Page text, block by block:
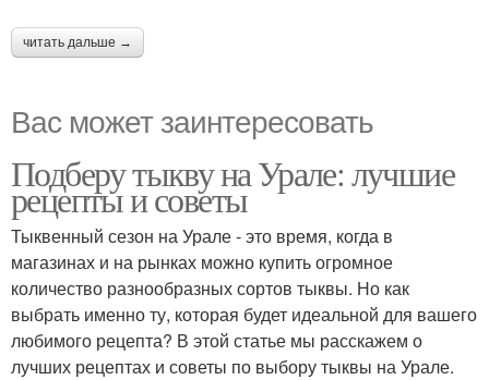
читать дальше →
Вас может заинтересовать
Подберу тыкву на Урале: лучшие
рецепты и советы
Тыквенный сезон на Урале - это время, когда в
магазинах и на рынках можно купить огромное
количество разнообразных сортов тыквы. Но как
выбрать именно ту, которая будет идеальной для вашего
любимого рецепта? В этой статье мы расскажем о
лучших рецептах и советы по выбору тыквы на Урале.